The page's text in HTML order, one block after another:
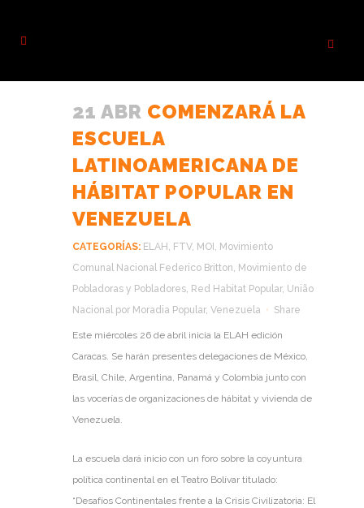
21 ABR COMENZARÁ LA
ESCUELA
LATINOAMERICANA DE
HÁBITAT POPULAR EN
VENEZUELA
CATEGORÍAS: ELAH , FTV, MOI , Movimiento
Comunal Nacional Federico Britton, Movimiento de
Pobladoras y Pobladores, Red Habitat Popular, União
Nacional por Moradia Popular, Venezuela Share
Este miércoles 26 de abril inicia la ELAH edición
Caracas. Se harán presentes delegaciones de México,
Brasil, Chile, Argentina, Panamá y Colombia junto con
las vocerías de organizaciones de hábitat y vivienda de
Venezuela.
La escuela dará inicio con un foro sobre la coyuntura
política continental en el Teatro Bolívar titulado:
“Desafíos Continentales frente a la Crisis Civilizatoria: El